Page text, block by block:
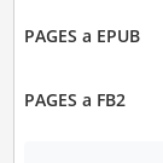
PAGES a EPUB
PAGES a FB2